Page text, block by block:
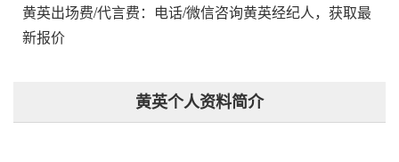
黄英出场费/代言费：电话/微信咨询黄英经纪人，获取最
新报价
黄英个人资料简介